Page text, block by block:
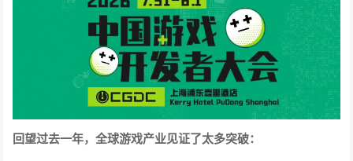
回望过去一年，全球游戏产业见证了太多突破：